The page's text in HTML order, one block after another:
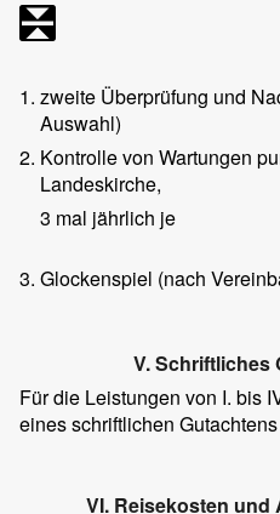
1. zweite Überprüfung und
Auswahl)
2. Kontrolle von Wartungen
Landeskirche,
3 mal jährlich je
3. Glockenspiel (nach
V. Schriftliches
Für die Leistungen von I. bis
eines schriftlichen
VI. Reisekosten und